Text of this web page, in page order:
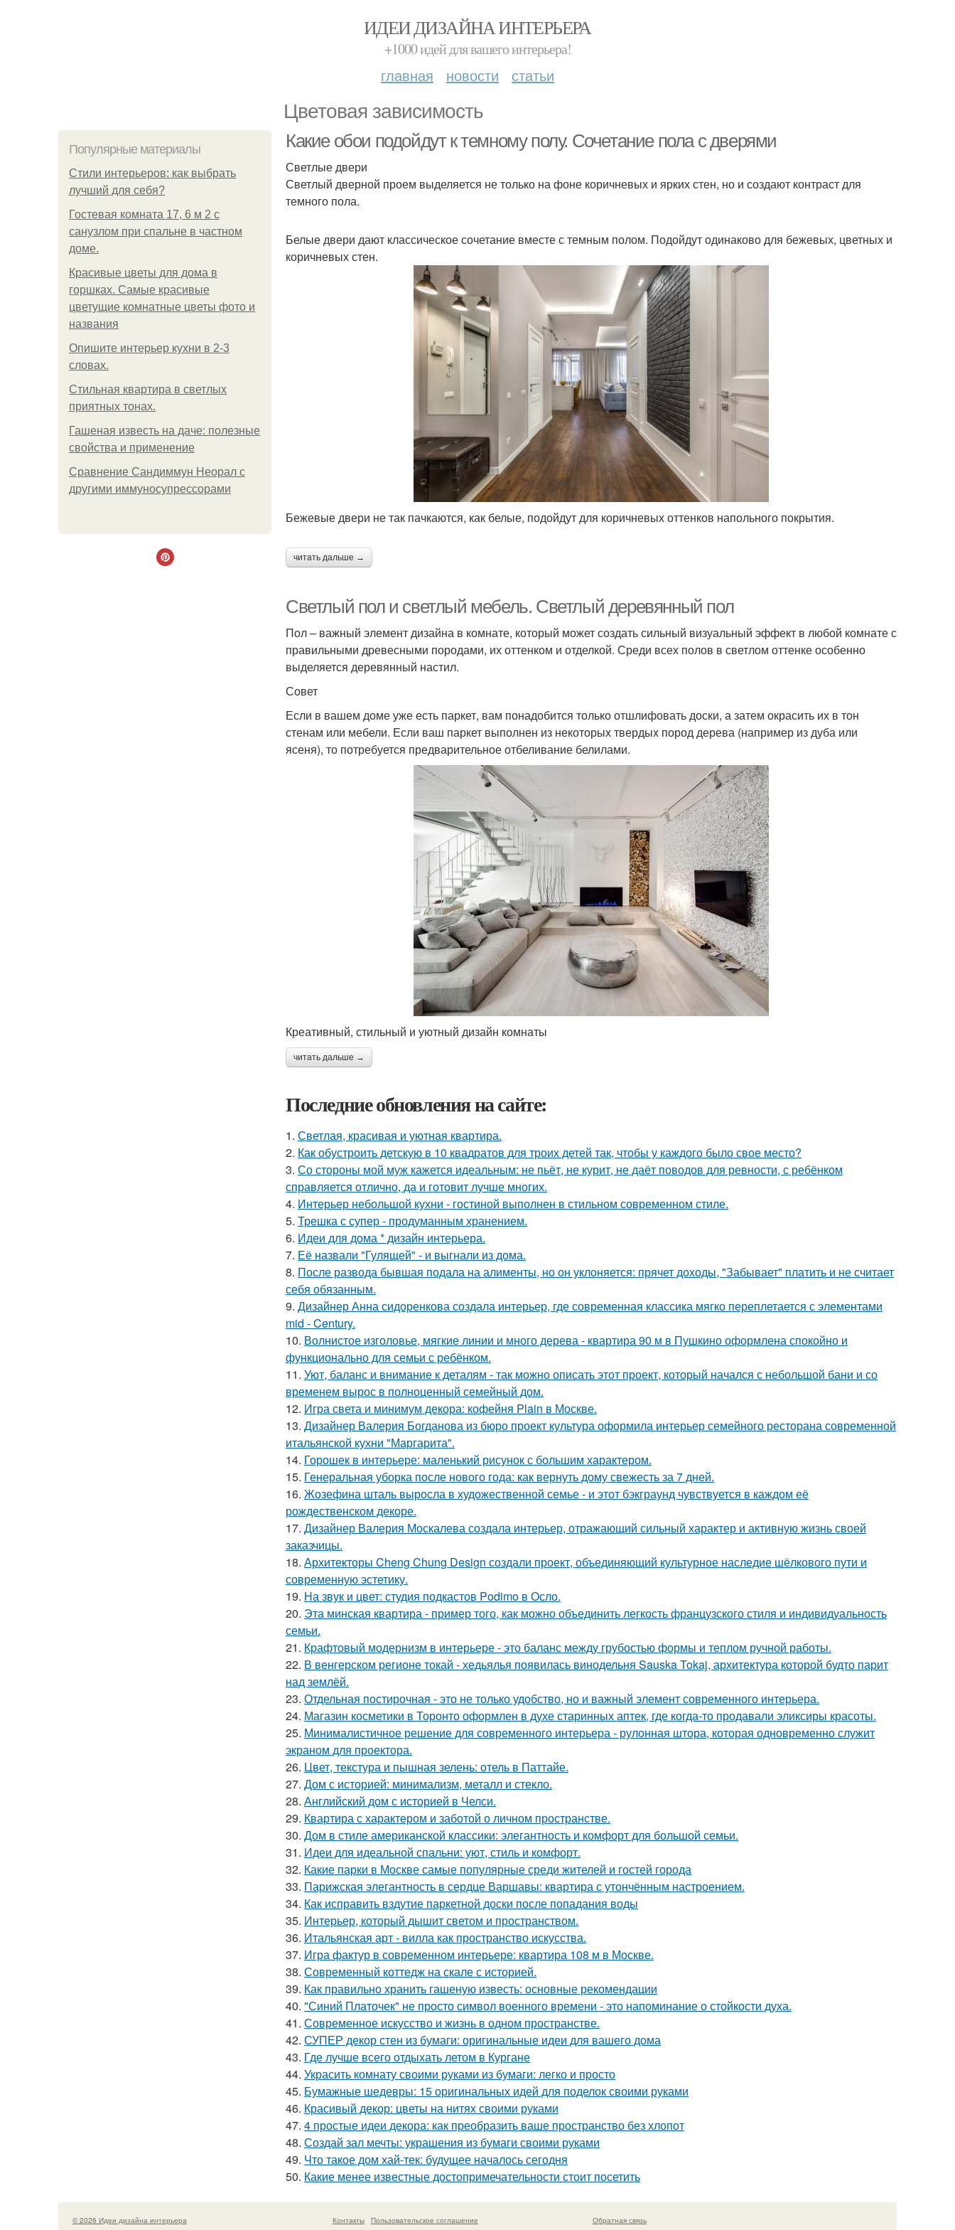
ИДЕИ ДИЗАЙНА ИНТЕРЬЕРА
+1000 идей для вашего интерьера!
главная новости статьи
Цветовая зависимость
Популярные материалы
Стили интерьеров: как выбрать
лучший для себя?
Гостевая комната 17, 6 м 2 с
санузлом при спальне в частном
доме.
Красивые цветы для дома в
горшках. Самые красивые
цветущие комнатные цветы фото и
названия
Опишите интерьер кухни в 2-3
словах.
Стильная квартира в светлых
приятных тонах.
Гашеная известь на даче: полезные
свойства и применение
Сравнение Сандиммун Неорал с
другими иммуносупрессорами
Какие обои подойдут к темному полу. Сочетание пола с дверями
Светлые двери
Светлый дверной проем выделяется не только на фоне коричневых и ярких стен, но и создают контраст для
темного пола.
Белые двери дают классическое сочетание вместе с темным полом. Подойдут одинаково для бежевых, цветных и
коричневых стен.
Бежевые двери не так пачкаются, как белые, подойдут для коричневых оттенков напольного покрытия.
читать дальше →
Светлый пол и светлый мебель. Светлый деревянный пол
Пол – важный элемент дизайна в комнате, который может создать сильный визуальный эффект в любой комнате с
правильными древесными породами, их оттенком и отделкой. Среди всех полов в светлом оттенке особенно
выделяется деревянный настил.
Совет
Если в вашем доме уже есть паркет, вам понадобится только отшлифовать доски, а затем окрасить их в тон
стенам или мебели. Если ваш паркет выполнен из некоторых твердых пород дерева (например из дуба или
ясеня), то потребуется предварительное отбеливание белилами.
Креативный, стильный и уютный дизайн комнаты
читать дальше →
Последние обновления на сайте:
1. Светлая, красивая и уютная квартира.
2. Как обустроить детскую в 10 квадратов для троих детей так, чтобы у каждого было свое место?
3. Со стороны мой муж кажется идеальным: не пьёт, не курит, не даёт поводов для ревности, с ребёнком
справляется отлично, да и готовит лучше многих.
4. Интерьер небольшой кухни - гостиной выполнен в стильном современном стиле.
5. Трешка с супер - продуманным хранением.
6. Идеи для дома * дизайн интерьера.
7. Её назвали "Гулящей" - и выгнали из дома.
8. После развода бывшая подала на алименты, но он уклоняется: прячет доходы, "Забывает" платить и не считает
себя обязанным.
9. Дизайнер Анна сидоренкова создала интерьер, где современная классика мягко переплетается с элементами
mid - Century.
10. Волнистое изголовье, мягкие линии и много дерева - квартира 90 м в Пушкино оформлена спокойно и
функционально для семьи с ребёнком.
11. Уют, баланс и внимание к деталям - так можно описать этот проект, который начался с небольшой бани и со
временем вырос в полноценный семейный дом.
12. Игра света и минимум декора: кофейня Plain в Москве.
13. Дизайнер Валерия Богданова из бюро проект культура оформила интерьер семейного ресторана современной
итальянской кухни "Маргарита".
14. Горошек в интерьере: маленький рисунок с большим характером.
15. Генеральная уборка после нового года: как вернуть дому свежесть за 7 дней.
16. Жозефина шталь выросла в художественной семье - и этот бэкграунд чувствуется в каждом её
рождественском декоре.
17. Дизайнер Валерия Москалева создала интерьер, отражающий сильный характер и активную жизнь своей
заказчицы.
18. Архитекторы Cheng Chung Design создали проект, объединяющий культурное наследие шёлкового пути и
современную эстетику.
19. На звук и цвет: студия подкастов Podimo в Осло.
20. Эта минская квартира - пример того, как можно объединить легкость французского стиля и индивидуальность
семьи.
21. Крафтовый модернизм в интерьере - это баланс между грубостью формы и теплом ручной работы.
22. В венгерском регионе токай - хедьялья появилась винодельня Sauska Tokaj, архитектура которой будто парит
над землёй.
23. Отдельная постирочная - это не только удобство, но и важный элемент современного интерьера.
24. Магазин косметики в Торонто оформлен в духе старинных аптек, где когда-то продавали эликсиры красоты.
25. Минималистичное решение для современного интерьера - рулонная штора, которая одновременно служит
экраном для проектора.
26. Цвет, текстура и пышная зелень: отель в Паттайе.
27. Дом с историей: минимализм, металл и стекло.
28. Английский дом с историей в Челси.
29. Квартира с характером и заботой о личном пространстве.
30. Дом в стиле американской классики: элегантность и комфорт для большой семьи.
31. Идеи для идеальной спальни: уют, стиль и комфорт.
32. Какие парки в Москве самые популярные среди жителей и гостей города
33. Парижская элегантность в сердце Варшавы: квартира с утончённым настроением.
34. Как исправить вздутие паркетной доски после попадания воды
35. Интерьер, который дышит светом и пространством.
36. Итальянская арт - вилла как пространство искусства.
37. Игра фактур в современном интерьере: квартира 108 м в Москве.
38. Современный коттедж на скале с историей.
39. Как правильно хранить гашеную известь: основные рекомендации
40. "Синий Платочек" не просто символ военного времени - это напоминание о стойкости духа.
41. Современное искусство и жизнь в одном пространстве.
42. СУПЕР декор стен из бумаги: оригинальные идеи для вашего дома
43. Где лучше всего отдыхать летом в Кургане
44. Украсить комнату своими руками из бумаги: легко и просто
45. Бумажные шедевры: 15 оригинальных идей для поделок своими руками
46. Красивый декор: цветы на нитях своими руками
47. 4 простые идеи декора: как преобразить ваше пространство без хлопот
48. Создай зал мечты: украшения из бумаги своими руками
49. Что такое дом хай-тек: будущее началось сегодня
50. Какие менее известные достопримечательности стоит посетить
© 2026 Идеи дизайна интерьера Контакты Пользовательское соглашение Обратная связь